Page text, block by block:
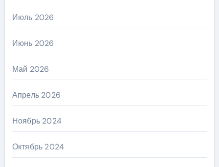
Июль 2026
Июнь 2026
Май 2026
Апрель 2026
Ноябрь 2024
Октябрь 2024